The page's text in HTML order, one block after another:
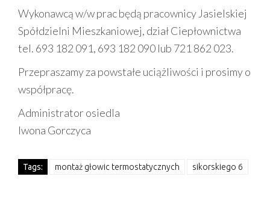
Wykonawcą w/w prac będą pracownicy Jasielskiej
Spółdzielni Mieszkaniowej, dział Ciepłownictwa
tel. 693 182 091, 693 182 090 lub 721 862 023.
Przepraszamy za powstałe uciążliwości i prosimy o
współpracę.
Administrator osiedla
Iwona Gorczyca
Tags: montaż głowic termostatycznych sikorskiego 6